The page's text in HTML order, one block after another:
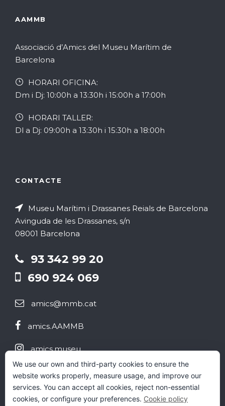
AAMMB
Associació d’Amics del Museu Marítim de
Barcelona
HORARI OFICINA:
Dm i Dj: 10:00h a 13:30h i 15:00h a 17:00h
HORARI TALLER:
Dl a Dj: 09:00h a 13:30h i 15:30h a 18:00h
CONTACTE
Museu Marítim i Drassanes Reials de Barcelona
Avinguda de les Drassanes, s/n
08001 Barcelona
93 342 99 20
690 924 069
amics@mmb.cat
amics.AAMMB
amics.museu
@aammb
We use our own and third-party cookies to ensure the
website works properly, measure usage, and improve our
services. You can accept all cookies, reject non-essential
cookies, or configure your preferences. Cookie policy